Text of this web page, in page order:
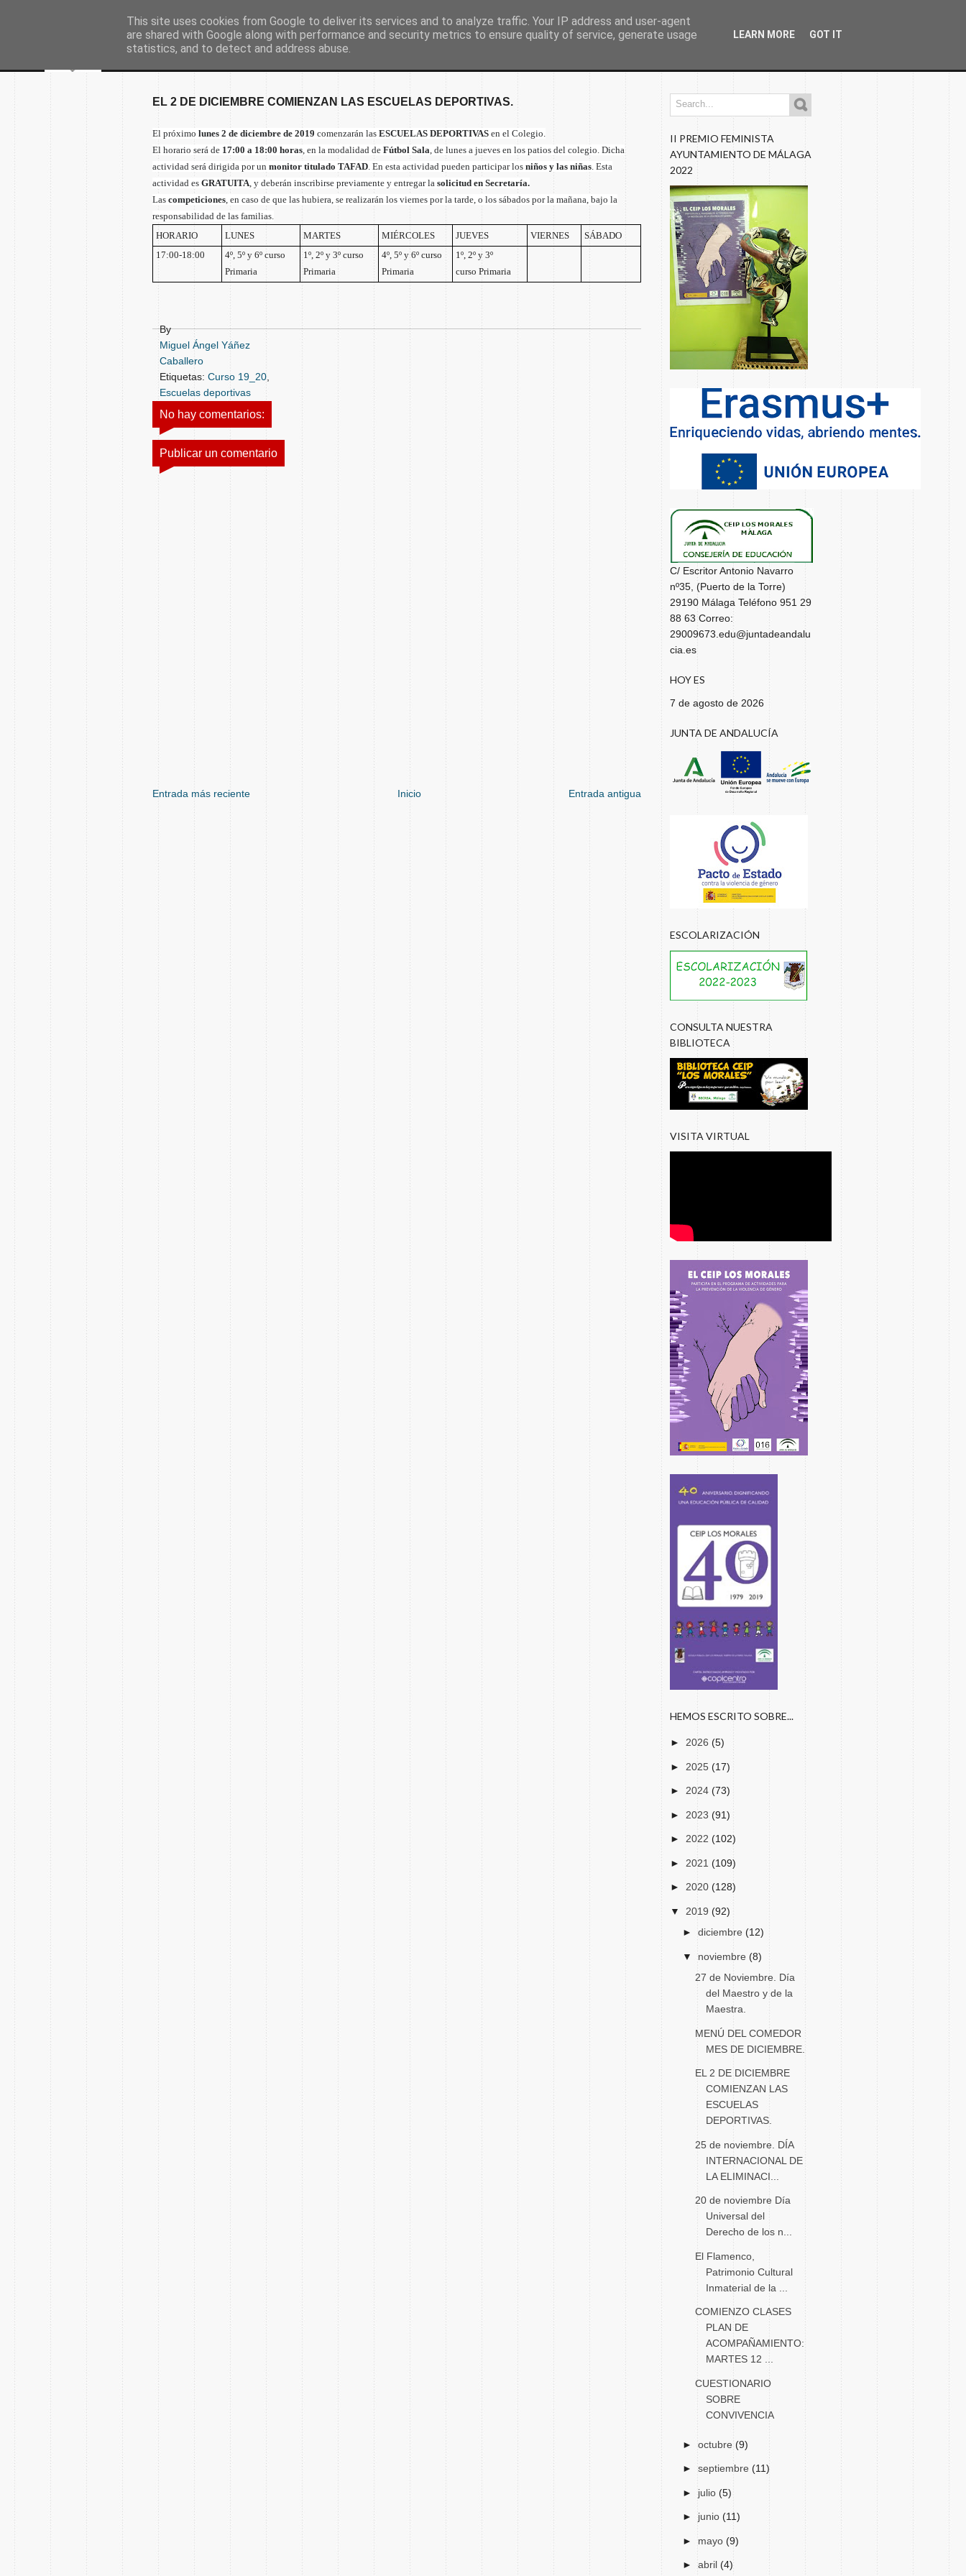
Inicio Nuestro colegio Secretaría Documentos Programaciones Nuestros Blogs
EL 2 DE DICIEMBRE COMIENZAN LAS ESCUELAS DEPORTIVAS.
El próximo lunes 2 de diciembre de 2019 comenzarán las ESCUELAS DEPORTIVAS en el Colegio.
El horario será de 17:00 a 18:00 horas, en la modalidad de Fútbol Sala, de lunes a jueves en los patios del colegio. Dicha
actividad será dirigida por un monitor titulado TAFAD. En esta actividad pueden participar los niños y las niñas. Esta
actividad es GRATUITA, y deberán inscribirse previamente y entregar la solicitud en Secretaría.
Las competiciones, en caso de que las hubiera, se realizarán los viernes por la tarde, o los sábados por la mañana, bajo la
responsabilidad de las familias.
HORARIO
LUNES MARTES MIÉRCOLES JUEVES VIERNES
SÁBADO
17:00-18:00
4º, 5º y 6º curso
Primaria
1º, 2º y 3º curso
Primaria
4º, 5º y 6º curso
Primaria
1º, 2º y 3º
curso Primaria
By
Miguel Ángel Yáñez
Caballero
Etiquetas: Curso 19_20
Escuelas deportivas
No hay comentarios:
Publicar un comentario
Entrada más reciente Entrada antigua
Inicio
II PREMIO FEMINISTA
AYUNTAMIENTO DE MÁLAGA
2022
C/ Escritor Antonio Navarro
nº35, (Puerto de la Torre)
29190 Málaga Teléfono 951 29
88 63 Correo:
29009673.edu@juntadeandalu
cia.es
HOY ES
7 de agosto de 2026
JUNTA DE ANDALUCÍA
ESCOLARIZACIÓN
CONSULTA NUESTRA
BIBLIOTECA
VISITA VIRTUAL
HEMOS ESCRITO SOBRE...
► 2026 (5)
► 2025 (17)
► 2024 (73)
► 2023 (91)
► 2022 (102)
► 2021 (109)
► 2020 (128)
▼ 2019 (92)
► diciembre (12)
▼noviembre (8)
27 de Noviembre. Día
del Maestro y de la
Maestra.
MENÚ DEL COMEDOR
MES DE DICIEMBRE.
EL 2 DE DICIEMBRE
COMIENZAN LAS
ESCUELAS
DEPORTIVAS.
25 de noviembre. DÍA
INTERNACIONAL DE
LA ELIMINACI...
20 de noviembre Día
Universal del
Derecho de los n...
El Flamenco,
Patrimonio Cultural
Inmaterial de la ...
COMIENZO CLASES
PLAN DE
ACOMPAÑAMIENTO:
MARTES 12 ...
CUESTIONARIO
SOBRE
CONVIVENCIA
► octubre (9)
►septiembre (11)
► julio (5)
►junio (11)
► mayo (9)
►abril (4)
This site uses cookies from Google to deliver its services and to analyze traffic. Your IP address and user-agent
are shared with Google along with performance and security metrics to ensure quality of service, generate usage
statistics, and to detect and address abuse.
LEARN MORE GOT IT